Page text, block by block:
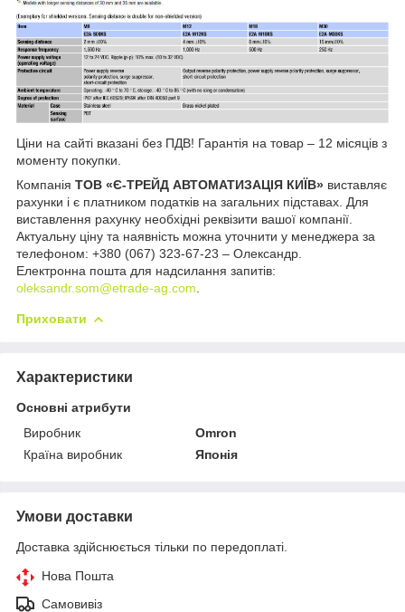
Ціни на сайті вказані без ПДВ! Гарантія на товар – 12 місяців з
моменту покупки.
Компанія ТОВ «Є-ТРЕЙД АВТОМАТИЗАЦІЯ КИЇВ» виставляє
рахунки і є платником податків на загальних підставах. Для
виставлення рахунку необхідні реквізити вашої компанії.
Актуальну ціну та наявність можна уточнити у менеджера за
телефоном: +380 (067) 323-67-23 – Олександр.
Електронна пошта для надсилання запитів:
oleksandr.som@etrade-ag.com
Приховати
Характеристики
Основні атрибути
Виробник
Omron
Країна виробник
Японія
Умови доставки
Доставка здійснюється тільки по передоплаті.
Нова Пошта
Самовивіз